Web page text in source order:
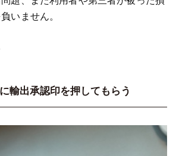
いません。
輸出承認印を押してもらう